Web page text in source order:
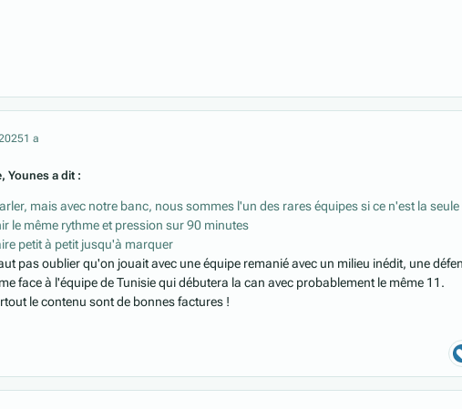
1 a
Younes a dit :
mais avec notre banc, nous sommes l'un des rares équipes si ce n'est la seule
le même rythme et pression sur 90 minutes
petit à petit jusqu'à marquer
pas oublier qu'on jouait avec une équipe remanié avec un milieu inédit, une
face à l'équipe de Tunisie qui débutera la can avec probablement le même 11.
le contenu sont de bonnes factures !